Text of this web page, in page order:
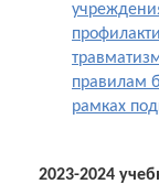
правилам
рамках
2023-2024